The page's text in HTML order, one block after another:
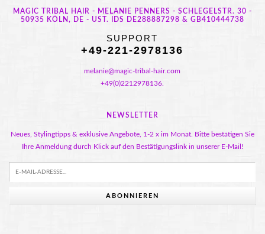
MAGIC TRIBAL HAIR - MELANIE PENNERS - SCHLEGELSTR. 30 -
50935 KÖLN, DE - UST. IDS DE288887298 & GB410444738
SUPPORT
+49-221-2978136
melanie@magic-tribal-hair.com
+49(0)2212978136.
NEWSLETTER
Neues, Stylingtipps & exklusive Angebote, 1-2 x im Monat. Bitte bestätigen Sie
Ihre Anmeldung durch Klick auf den Bestätigungslink in unserer E-Mail!
ABONNIEREN